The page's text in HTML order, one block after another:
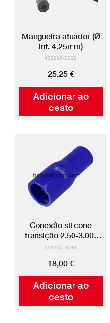
Adicionar ao
cesto
Mangueira atuador (Ø
int. 4.25mm)
432996-0002
25,25 €
Adicionar ao
cesto
Conexâo silicone
transição 2.50-3.00"
(azul)
523250-3040
18,00 €